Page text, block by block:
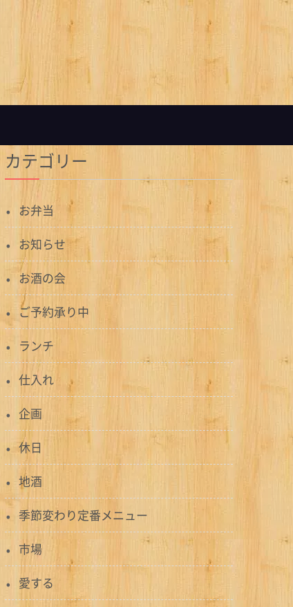
カテゴリー
お弁当
お知らせ
お酒の会
ご予約承り中
ランチ
仕入れ
企画
休日
地酒
季節変わり定番メニュー
市場
愛する